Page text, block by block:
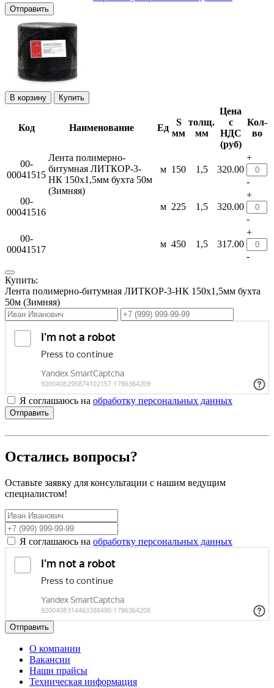
Отправить
Купить
Код Наименование Ед
S
мм
толщ.
мм
Цена
с
НДС
(руб)
Кол-
во
00-
00041515
Лента полимерно-
битумная ЛИТКОР-3-
НК 150х1,5мм бухта 50м
(Зимняя)
м 150 1,5 320.00
+
-
00-
00041516
м 225 1,5 320.00
+
-
00-
00041517
м 450 1,5 317.00
+
-
Купить:
Лента полимерно-битумная ЛИТКОР-3-НК 150х1,5мм бухта
50м (Зимняя)
Я соглашаюсь на обработку персональных данных
Отправить
Остались вопросы?
Оставьте заявку для консультации с нашим ведущим
специалистом!
Я соглашаюсь на обработку персональных данных
Отправить
О компании
Вакансии
Наши прайсы
Техническая информация